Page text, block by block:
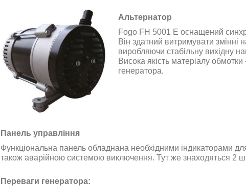
Альтернатор
Fogo FH 5001 E оснащений
Він здатний витримувати змінні
виробляючи стабільну вихідну
Висока якість матеріалу
генератора.
Панель управління
Функціональна панель обладнана необхідними індикаторами
також аварійною системою виключення. Тут же знаходяться 2
Переваги генератора: